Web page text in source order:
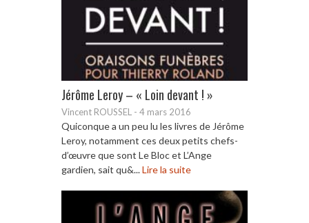
Jérôme Leroy – « Loin devant ! »
Vincent ROUSSEL - 4 mars 2016
Quiconque a un peu lu les livres de Jérôme
Leroy, notamment ces deux petits chefs-
d’œuvre que sont Le Bloc et L’Ange
gardien, sait qu&...Lire la suite